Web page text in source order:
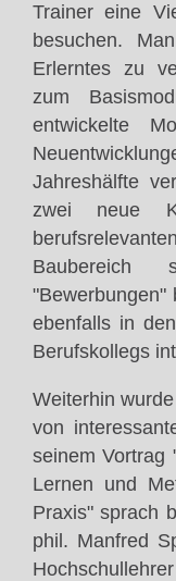
Trainer eine
besuchen.
Erlerntes zu
zum
entwickelte
Jahreshälfte
zwei neue
"Bewerbungen"
ebenfalls in
Berufskollegs
Weiterhin
von
seinem Vortrag
Lernen und
Praxis" sprach
phil. Manfred